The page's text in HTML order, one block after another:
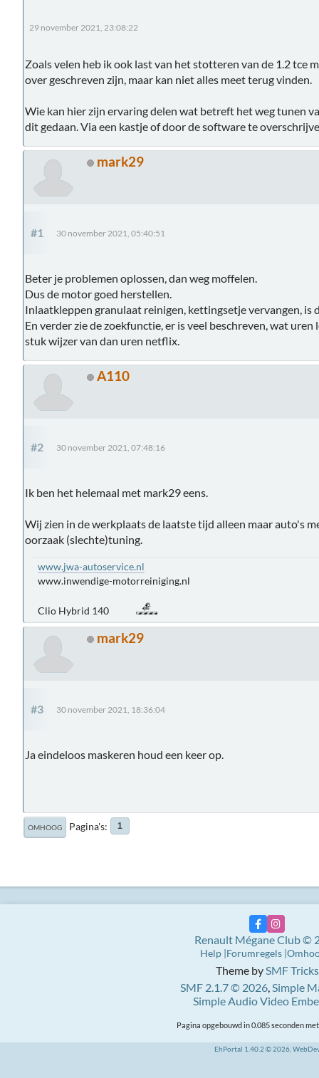
29 november 2021, 23:08:22
Zoals velen heb ik ook last van het stotteren van de 1.2 tce
over geschreven zijn, maar kan niet alles meet terug vinden.
Wie kan hier zijn ervaring delen wat betreft het weg tunen
dit gedaan. Via een kastje of door de software te
mark29
#1 30 november 2021, 05:40:51
Beter je problemen oplossen, dan weg moffelen.
Dus de motor goed herstellen.
Inlaatkleppen granulaat reinigen, kettingsetje vervangen, is
En verder zie de zoekfunctie, er is veel beschreven, wat uren
stuk wijzer van dan uren netflix.
A110
#2 30 november 2021, 07:48:16
Ik ben het helemaal met mark29 eens.
Wij zien in de werkplaats de laatste tijd alleen maar auto's
oorzaak (slechte)tuning.
www.jwa-autoservice.nl
www.inwendige-motorreiniging.nl
Clio Hybrid 140
mark29
#3 30 november 2021, 18:36:04
Ja eindeloos maskeren houd een keer op.
OMHOOG Pagina's 1
Theme bySMF Tricks
SMF 2.1.7 © 2026,Simple
Simple Audio Video
Renault Mégane Club ©
Help Forumregels
Pagina opgebouwd in 0.085 seconden
EhPortal 1.40.2 © 2026,